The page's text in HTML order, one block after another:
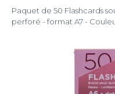
Paquet de 50 Flashcards
perforé - format A7 -